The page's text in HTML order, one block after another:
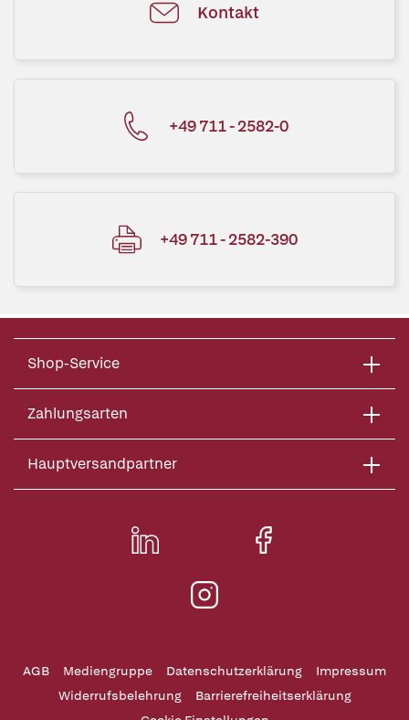
Kontakt
+49 711 - 2582-0
+49 711 - 2582-390
Shop-Service
Zahlungsarten
Hauptversandpartner
AGB Mediengruppe Datenschutzerklärung
Impressum
Widerrufsbelehrung
Barrierefreiheitserklärung